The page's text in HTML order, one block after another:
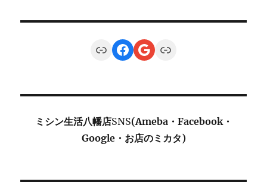
LinkFacebook
Google
Link
ミシン生活八幡店SNS(Ameba・Facebook・
Google・お店のミカタ)